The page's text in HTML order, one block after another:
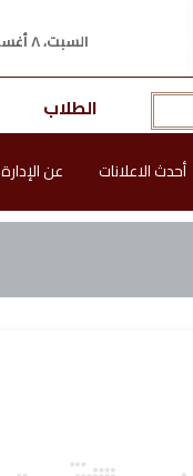
السبت، ٨ أغسطس ٢٠٢٦ م
الطلاب
أحدث الاعلانات عن الإدارة